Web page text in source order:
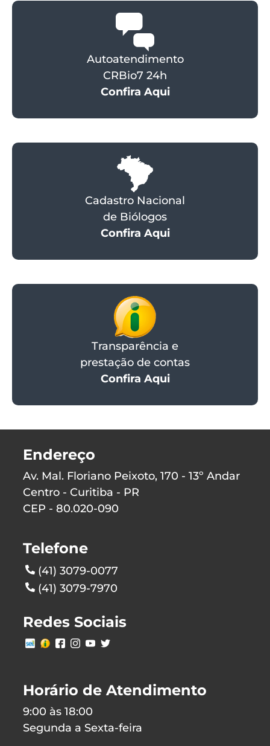
Autoatendimento
CRBio7 24h
Confira Aqui
Cadastro Nacional
de Biólogos
Confira Aqui
Transparência e
prestação de contas
Confira Aqui
Endereço
Av. Mal. Floriano Peixoto, 170 - 13º Andar
Centro - Curitiba - PR
CEP - 80.020-090
Telefone
(41) 3079-0077
(41) 3079-7970
Redes Sociais
Horário de Atendimento
9:00 às 18:00
Segunda a Sexta-feira